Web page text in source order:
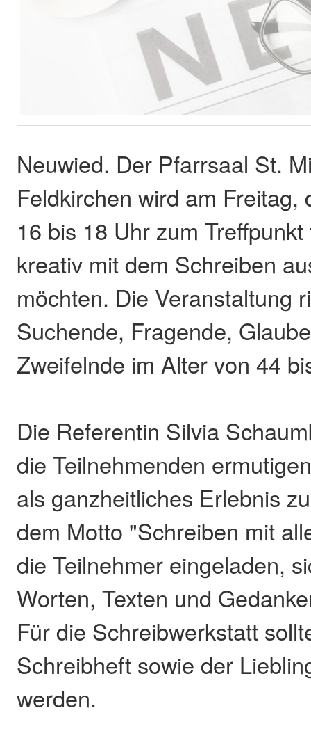
Neuwied. Der Pfarrsaal St.
Feldkirchen wird am Freitag,
16 bis 18 Uhr zum
kreativ mit dem Schreiben
möchten. Die Veranstaltung
Suchende, Fragende,
Zweifelnde im Alter von 44
Die Referentin Silvia
die Teilnehmenden
als ganzheitliches Erlebnis
dem Motto "Schreiben mit
die Teilnehmer eingeladen,
Worten, Texten und
Für die Schreibwerkstatt
Schreibheft sowie der
werden.